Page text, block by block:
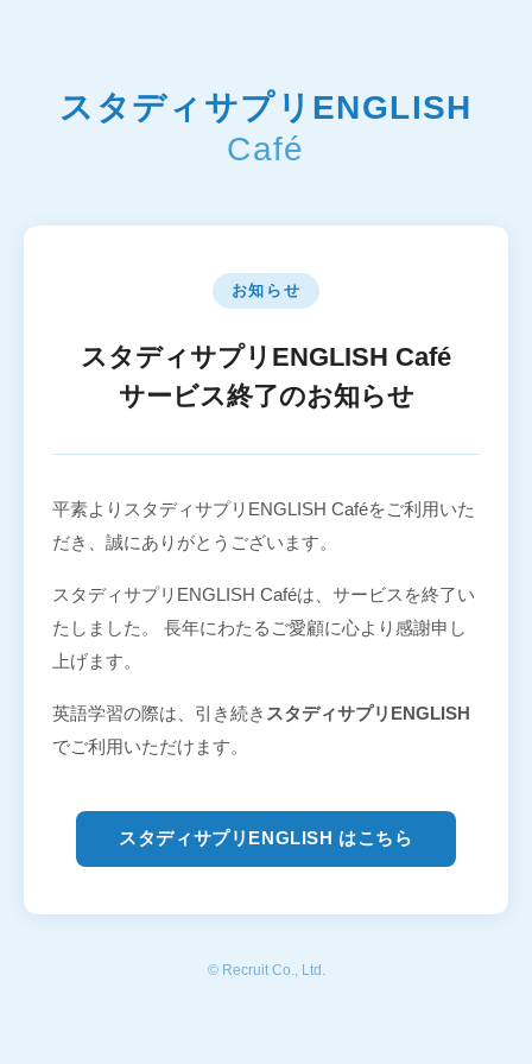
スタディサプリENGLISH
Café
お知らせ
スタディサプリENGLISH Café
サービス終了のお知らせ
平素よりスタディサプリENGLISH Caféをご利用いた
だき、誠にありがとうございます。
スタディサプリENGLISH Caféは、サービスを終了い
たしました。 長年にわたるご愛顧に心より感謝申し
上げます。
英語学習の際は、引き続き スタディサプリENGLISH
でご利用いただけます。
スタディサプリENGLISH はこちら
© Recruit Co., Ltd.